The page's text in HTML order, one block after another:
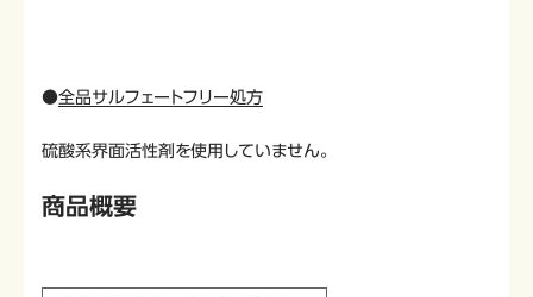
●全品サルフェートフリー処方
硫酸系界面活性剤を使用していません。
商品概要